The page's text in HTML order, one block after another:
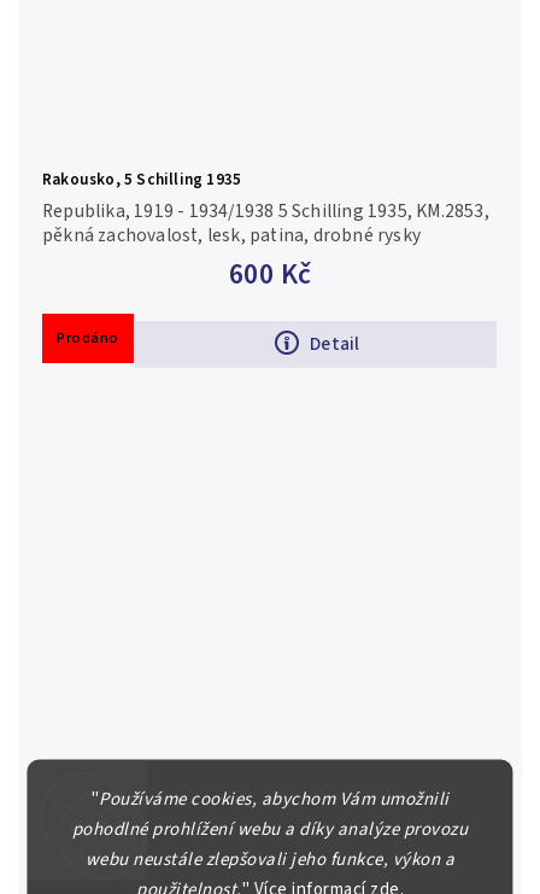
"Používáme cookies, abychom Vám umožnili
pohodlné prohlížení webu a díky analýze provozu
webu neustále zlepšovali jeho funkce, výkon a
Rakousko, 5 Schilling 1935
600 Kč
Detail
Republika, 1919 - 1934/1938 5 Schilling 1935, KM.2853,
pěkná zachovalost, lesk, patina, drobné rysky
Prodáno
700 Kč
Republika, 1862 - Un Lempira 1935, KM.75, pěkná
zachovalost, patina, rysky, zbytky lesku